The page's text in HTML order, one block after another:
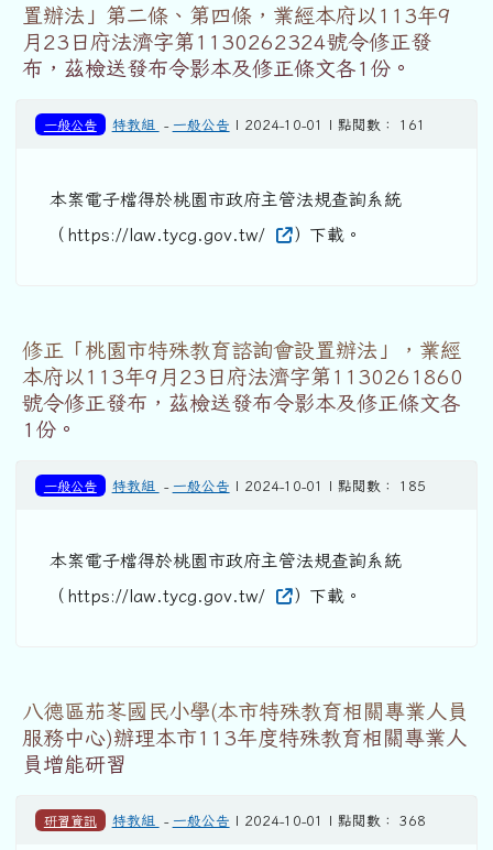
置辦法」第二條、第四條，業經本府以113年9
月23日府法濟字第1130262324號令修正發
布，茲檢送發布令影本及修正條文各1份。
一般公告 特教組 - 一般公告 | 2024-10-01 | 點閱數： 161
本案電子檔得於桃園市政府主管法規查詢系統
（https://law.tycg.gov.tw/
）下載。
修正「桃園市特殊教育諮詢會設置辦法」，業經
本府以113年9月23日府法濟字第1130261860
號令修正發布，茲檢送發布令影本及修正條文各
1份。
一般公告 特教組 - 一般公告 | 2024-10-01 | 點閱數： 185
本案電子檔得於桃園市政府主管法規查詢系統
（https://law.tycg.gov.tw/
）下載。
八德區茄苳國民小學(本市特殊教育相關專業人員
服務中心)辦理本市113年度特殊教育相關專業人
員增能研習
研習資訊 特教組 - 一般公告 | 2024-10-01 | 點閱數： 368